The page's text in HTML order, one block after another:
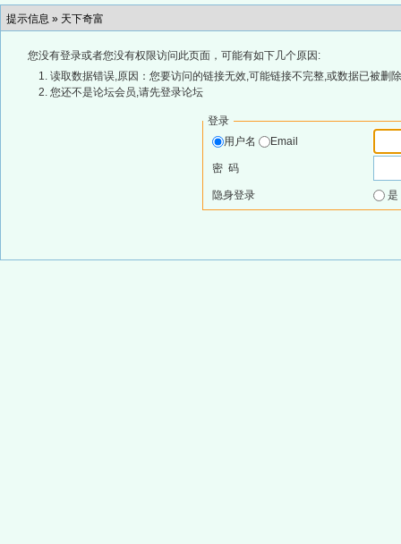
提示信息 » 天下奇富
您没有登录或者您没有权限访问此页面，可能有如下几个原因:
读取数据错误,原因：您要访问的链接无效,可能链接不完整,或数据已被删
您还不是论坛会员,请先登录论坛
登录
用户名
Email
密 码
隐身登录